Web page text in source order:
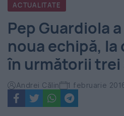
România
-
Evenimentul
Zilei
ACTUALITATE
Pep Guardiola
noua echipă, la
în următorii trei
Andrei Călin 1 februarie